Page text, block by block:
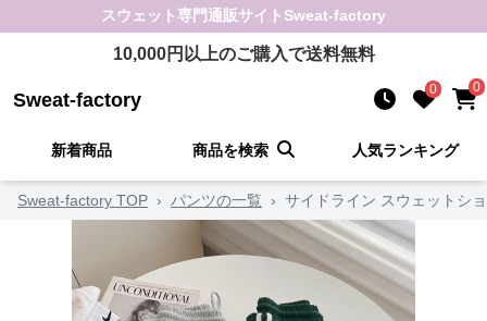
スウェット専門通販サイト Sweat-factory
10,000円以上のご購入で送料無料
Sweat-factory 0 0
新着商品 商品を検索 人気ランキング
Sweat-factory TOP › パンツの一覧 › サイドライン スウェットシ